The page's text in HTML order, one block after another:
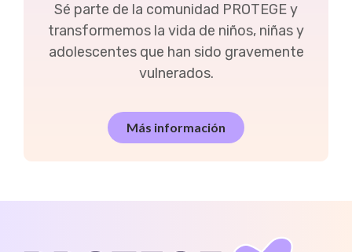
Sé parte de la comunidad PROTEGE y
transformemos la vida de niños, niñas y
adolescentes que han sido gravemente
vulnerados.
Más información